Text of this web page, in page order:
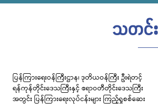
သတင်
ပြန်ကြားရေးဝန်ကြီးဌာန၊ ဒုတိယဝန်ကြီး ဦးရဲတင့်
ရန်ကုန်တိုင်းဒေသကြီးနှင့် ဧရာဝတီတိုင်းဒေသကြီး
အတွင်း ပြန်ကြားရေးလုပ်ငန်းများ ကြည့်ရှုစစ်ဆေး